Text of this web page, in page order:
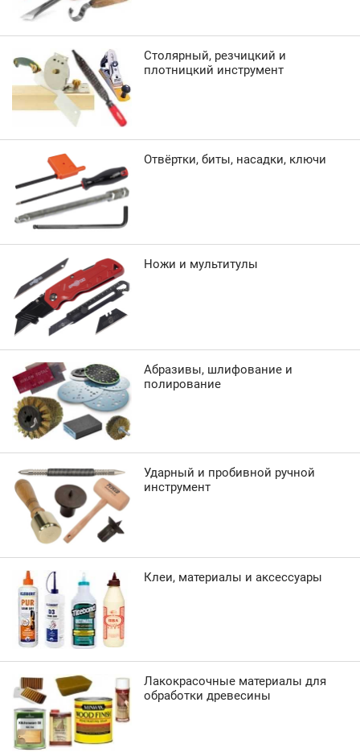
Столярный, резчицкий и
плотницкий инструмент
Отвёртки, биты, насадки, ключи
Ножи и мультитулы
Абразивы, шлифование и
полирование
Ударный и пробивной ручной
инструмент
Клеи, материалы и аксессуары
Лакокрасочные материалы для
обработки древесины